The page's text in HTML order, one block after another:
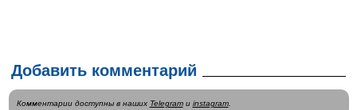
Добавить комментарий
Комментарии доступны в наших Telegramи instagram.